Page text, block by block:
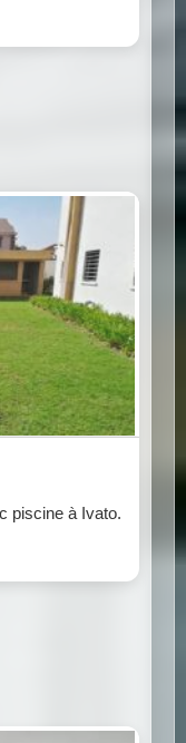
piscine à Ivato.